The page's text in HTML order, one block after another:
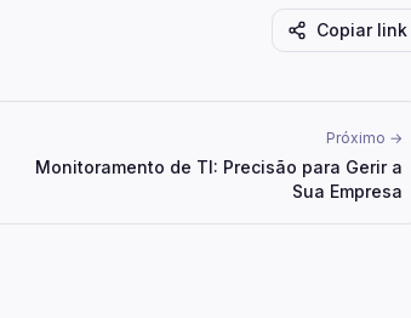
Copiar link
Próximo →
Monitoramento de TI: Precisão para Gerir a
Sua Empresa